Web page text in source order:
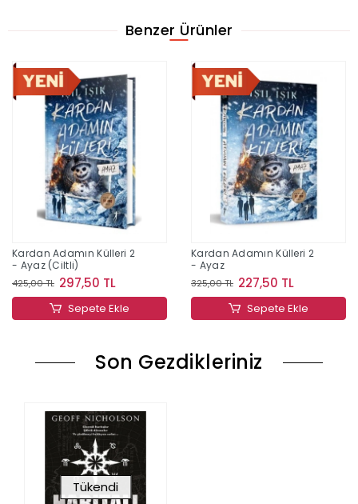
Benzer Ürünler
Kardan Adamın Külleri 2
- Ayaz (Ciltli)
425,00 TL 297,50 TL
Sepete Ekle
Kardan Adamın Külleri 2
- Ayaz
325,00 TL 227,50 TL
Sepete Ekle
Son Gezdikleriniz
Tükendi